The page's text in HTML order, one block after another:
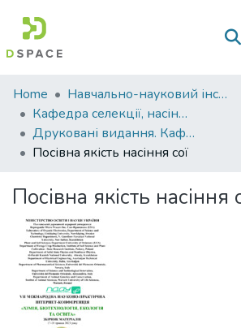
Communities
&
Collections
All of DSpace
Statistics
Home
Навчально-науковий інститут агротехнологій, селекції та екології
Кафедра селекції, насінництва і генетики
Друковані видання. Кафедра селекції, насінництва і генетики
Посівна якість насіння сої
Посівна якість насіння